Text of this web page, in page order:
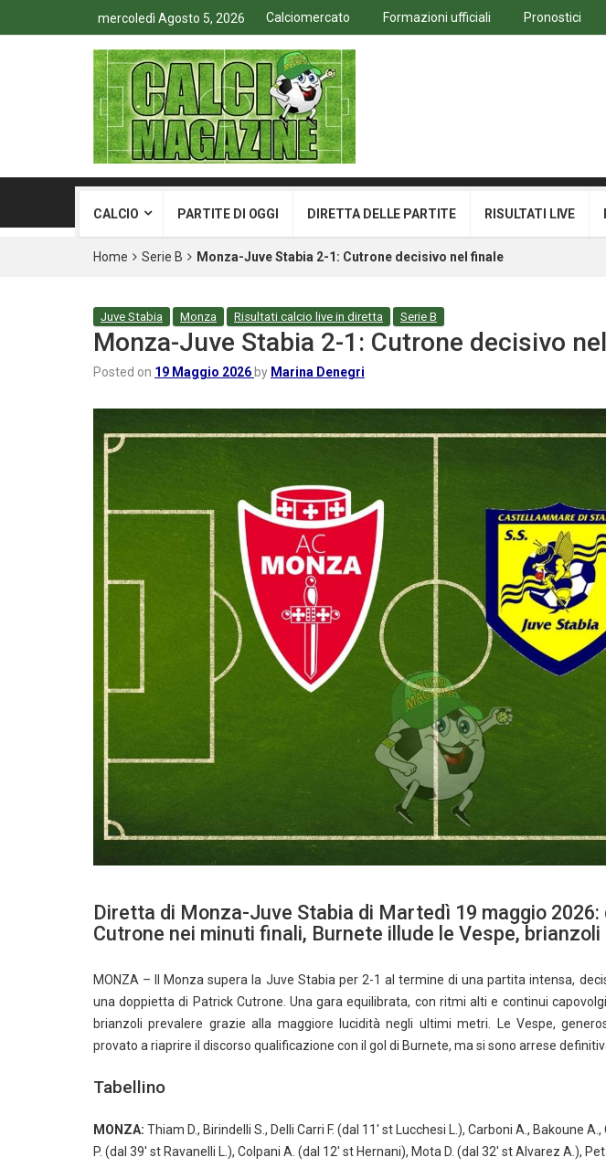
mercoledì Agosto 5, 2026 Calciomercato Formazioni ufficiali Pronostici
CALCIO PARTITE DI OGGI DIRETTA DELLE PARTITE RISULTATI LIVE
Home Serie B Monza-Juve Stabia 2-1: Cutrone decisivo nel finale
Juve Stabia Monza Risultati calcio live in diretta Serie B
Monza-Juve Stabia 2-1: Cutrone decisivo
Posted on 19 Maggio 2026 by Marina Denegri
Diretta di Monza-Juve Stabia di Martedì 19 maggio 2026:
Cutrone nei minuti finali, Burnete illude le Vespe, brianzoli
MONZA – Il Monza supera la Juve Stabia per 2-1 al termine di una partita intensa,
una doppietta di Patrick Cutrone. Una gara equilibrata, con ritmi alti e continui
brianzoli prevalere grazie alla maggiore lucidità negli ultimi metri. Le Vespe,
provato a riaprire il discorso qualificazione con il gol di Burnete, ma si sono arrese
Tabellino
MONZA: Thiam D., Birindelli S., Delli Carri F. (dal 11′ st Lucchesi L.), Carboni A., Bakoune
P. (dal 39′ st Ravanelli L.), Colpani A. (dal 12′ st Hernani), Mota D. (dal 32′ st Alvarez A.),